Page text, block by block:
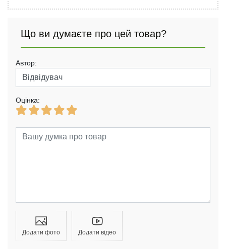
Що ви думаєте про цей товар?
Автор:
Оцінка:
Додати фото Додати відео